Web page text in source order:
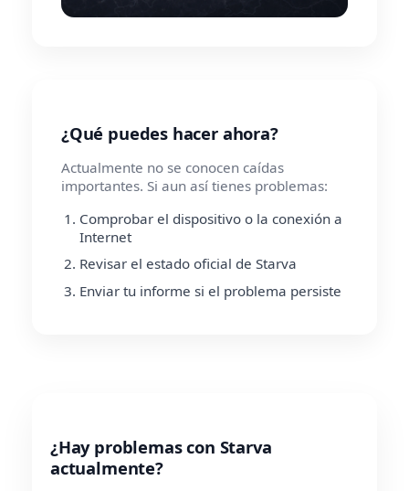
¿Qué puedes hacer ahora?
Actualmente no se conocen caídas
importantes. Si aun así tienes problemas:
Comprobar el dispositivo o la conexión a
Internet
Revisar el estado oficial de Starva
Enviar tu informe si el problema persiste
¿Hay problemas con Starva
actualmente?